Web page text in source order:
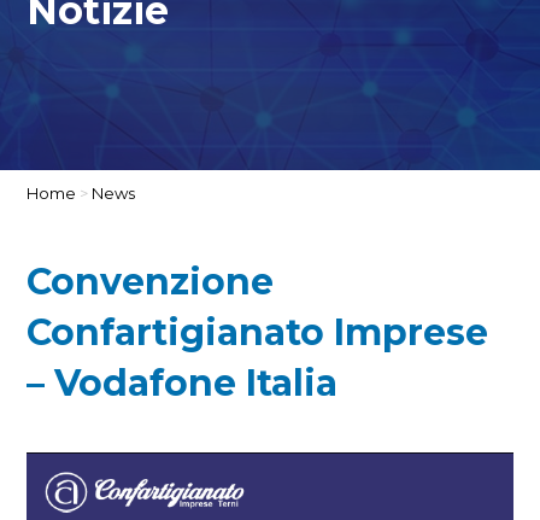
Notizie
Home > News
Convenzione
Confartigianato Imprese
– Vodafone Italia